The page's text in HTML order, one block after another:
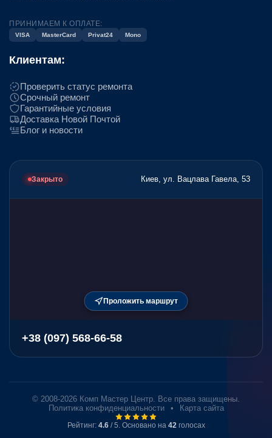
ПРИНИМАЕМ К ОПЛАТЕ:
VISA MasterCard Privat24 Mono
Клиентам:
Проверить статус ремонта
Срочный ремонт
Гарантийные условия
Доставка Новой Почтой
Блог и новости
Закрыто Киев, ул. Вацлава Гавела, 53
Проложить маршрут
+38 (097) 568-66-58
© 2008-2026 Комп Мастер Центр. Все права защищены.
Политика конфиденциальности
• Карта сайта
Рейтинг: 4.6/ 5. Основано на 42 голосах